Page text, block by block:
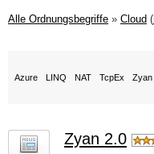
Alle Ordnungsbegriffe » Cloud (
Azure LINQ NAT TcpEx Zyan
Zyan 2.0